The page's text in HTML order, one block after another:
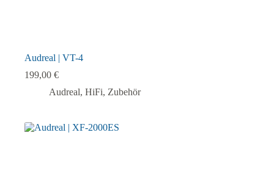
Audreal | VT-4
199,00 €
Audreal, HiFi, Zubehör